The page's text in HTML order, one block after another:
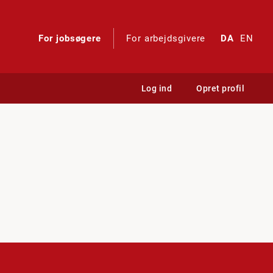
For jobsøgere For arbejdsgivere DA EN
Log ind Opret profil